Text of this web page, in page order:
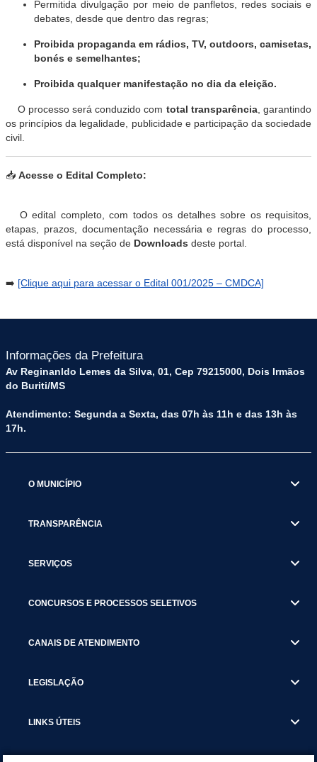
Permitida divulgação por meio de panfletos, redes sociais e
debates, desde que dentro das regras;
Proibida propaganda em rádios, TV, outdoors, camisetas,
bonés e semelhantes;
Proibida qualquer manifestação no dia da eleição.
O processo será conduzido com total transparência, garantindo
os princípios da legalidade, publicidade e participação da sociedade
civil.
📥 Acesse o Edital Completo:
O edital completo, com todos os detalhes sobre os requisitos,
etapas, prazos, documentação necessária e regras do processo,
está disponível na seção de Downloads deste portal.
➡️ [Clique aqui para acessar o Edital 001/2025 – CMDCA]
Informações da Prefeitura
Av Reginanldo Lemes da Silva, 01, Cep 79215000, Dois Irmãos
do Buriti/MS
Atendimento: Segunda a Sexta, das 07h às 11h e das 13h às
17h.
O MUNICÍPIO
TRANSPARÊNCIA
SERVIÇOS
CONCURSOS E PROCESSOS SELETIVOS
CANAIS DE ATENDIMENTO
LEGISLAÇÃO
LINKS ÚTEIS